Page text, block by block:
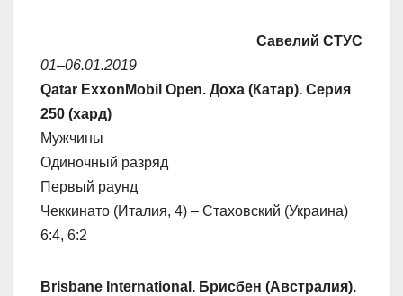
Савелий СТУС
01–06.01.2019
Qatar ExxonMobil Open. Доха (Катар). Серия
250 (хард)
Мужчины
Одиночный разряд
Первый раунд
Чеккинато (Италия, 4) – Стаховский (Украина)
6:4, 6:2
Brisbane International. Брисбен (Австралия).